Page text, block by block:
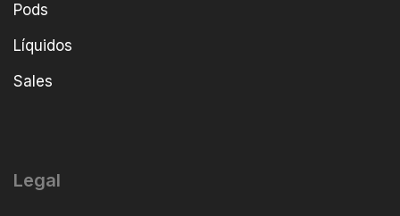
Pods
Líquidos
Sales
Legal